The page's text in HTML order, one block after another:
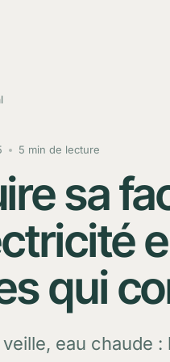
5 min de lecture
sa
qui
eau chaude